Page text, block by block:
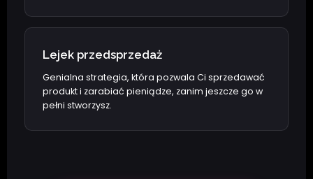
Lejek przedsprzedaż
Genialna strategia, która pozwala Ci sprzedawać
produkt i zarabiać pieniądze, zanim jeszcze go w
pełni stworzysz.